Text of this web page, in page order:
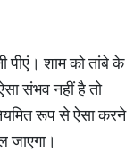
शाम को तांबे के
संभव नहीं है तो
रूप से ऐसा करने
जाएगा।